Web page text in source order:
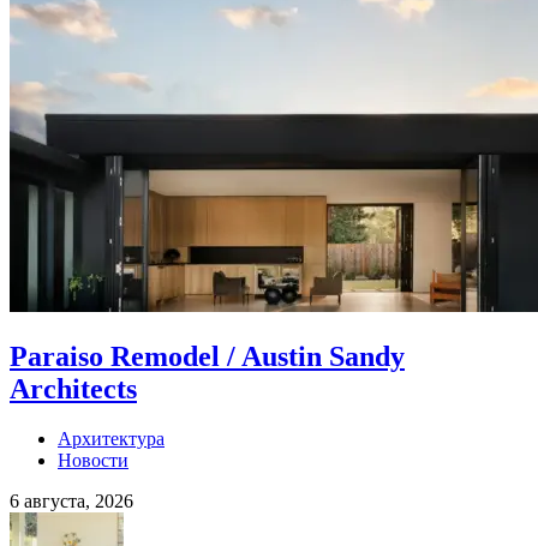
Paraiso Remodel / Austin Sandy
Architects
Архитектура
Новости
6 августа, 2026